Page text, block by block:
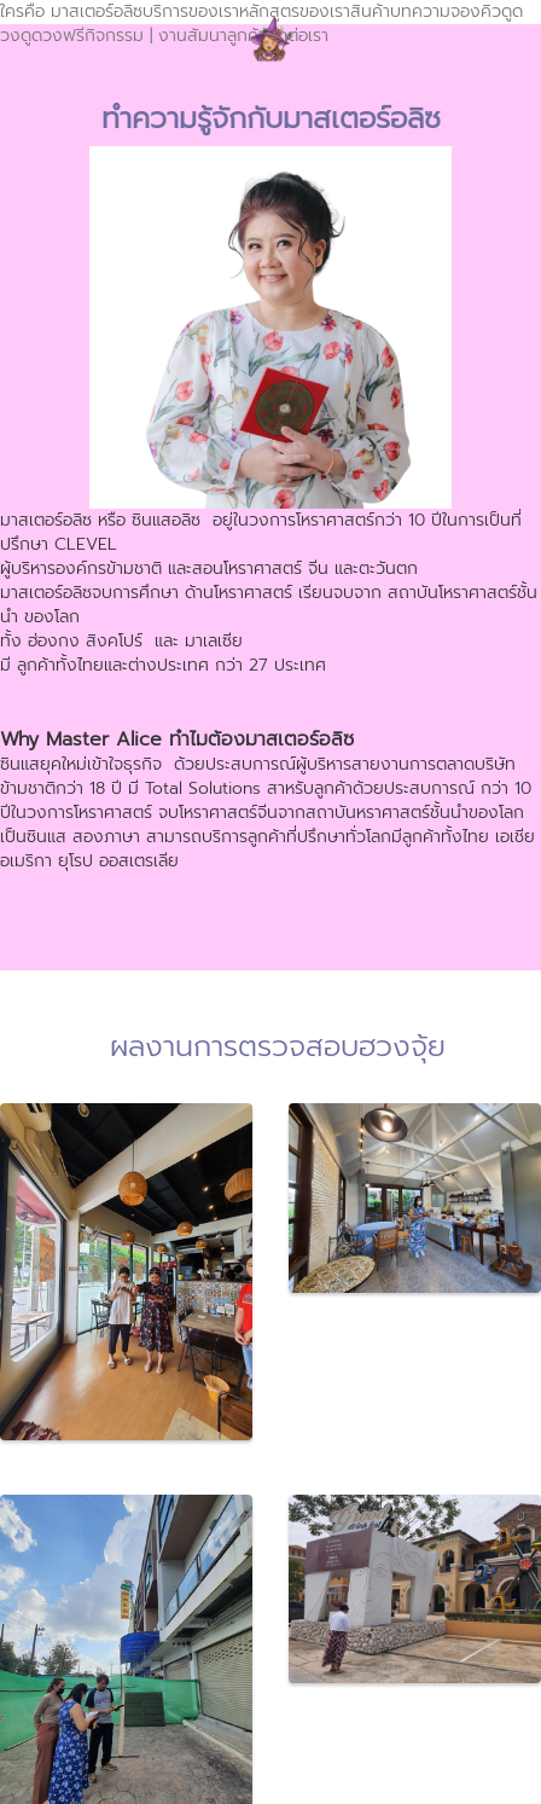
ใครคือ มาสเตอร์อลิซบริการของเราหลักสูตรของเราสินค้าบทความจองคิวดูด
วงดูดวงฟรีกิจกรรม | งานสัมนาลูกค้าติดต่อเรา
ทำความรู้จักกับมาสเตอร์อลิซ
มาสเตอร์อลิซ หรือ ซินแสอลิซ อยู่ในวงการโหราศาสตร์กว่า 10 ปีในการเป็นที่
ปรึกษา CLEVEL
ผู้บริหารองค์กรข้ามชาติ และสอนโหราศาสตร์ จีน และตะวันตก
มาสเตอร์อลิซจบการศึกษา ด้านโหราศาสตร์ เรียนจบจาก สถาบันโหราศาสตร์ชั้น
นำ ของโลก
ทั้ง ฮ่องกง สิงคโปร์ และ มาเลเซีย
มี ลูกค้าทั้งไทยและต่างประเทศ กว่า 27 ประเทศ
Why Master Alice ทำไมต้องมาสเตอร์อลิซ
ซินแสยุคใหม่เข้าใจธุรกิจ ด้วยประสบการณ์ผู้บริหารสายงานการตลาดบริษัท
ข้ามชาติกว่า 18 ปี มี Total Solutions สาหรับลูกค้าด้วยประสบการณ์ กว่า 10
ปีในวงการโหราศาสตร์ จบโหราศาสตร์จีนจากสถาบันหราศาสตร์ชั้นนำของโลก
เป็นซินแส สองภาษา สามารถบริการลูกค้าที่ปรึกษาทั่วโลกมีลูกค้าทั้งไทย เอเชีย
อเมริกา ยุโรป ออสเตรเลีย
ผลงานการตรวจสอบฮวงจุ้ย